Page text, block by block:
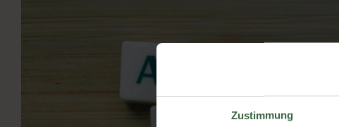
Zustimmung